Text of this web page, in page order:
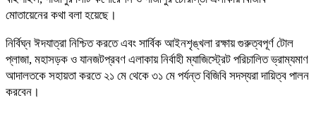
মোতায়েনের কথা বলা হয়েছে।
নির্বিঘ্ন ঈদযাত্রা নিশ্চিত করতে এবং সার্বিক আইনশৃঙ্খলা রক্ষায় গুরুত্বপূর্ণ টোল
প্লাজা, মহাসড়ক ও যানজটপ্রবণ এলাকায় নির্বাহী ম্যাজিস্ট্রেট পরিচালিত ভ্রাম্যমাণ
আদালতকে সহায়তা করতে ২১ মে থেকে ৩১ মে পর্যন্ত বিজিবি সদস্যরা দায়িত্ব পালন
করবেন।